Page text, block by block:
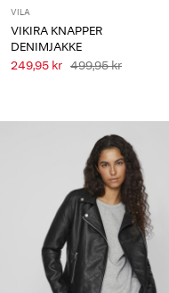
/
dansk
VILA
VIKIRA KNAPPER
DENIMJAKKE
249,95 kr 499,95 kr